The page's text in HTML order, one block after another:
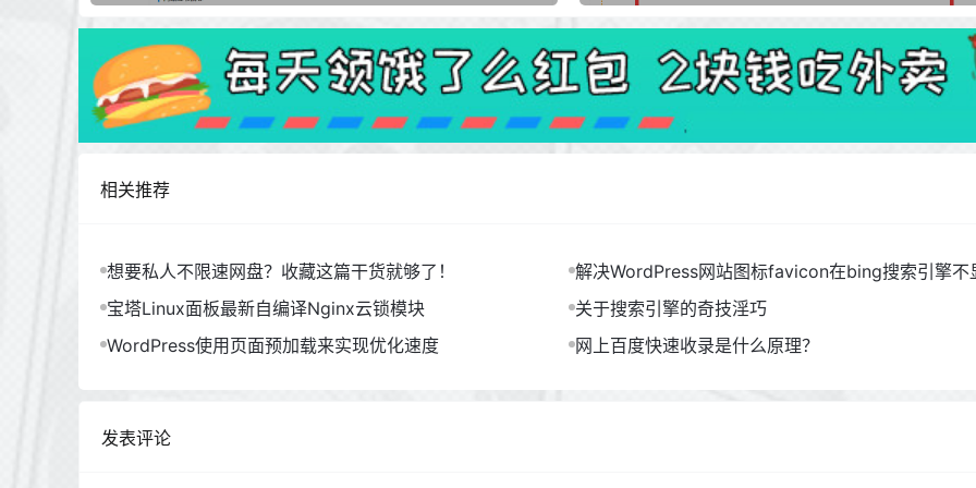
相关推荐
想要私人不限速网盘？收藏这篇干货就够了！
解决WordPress网站图标favicon在bing搜索引擎不
题！
宝塔Linux面板最新自编译Nginx云锁模块
关于搜索引擎的奇技淫巧
WordPress使用页面预加载来实现优化速度
网上百度快速收录是什么原理？
发表评论